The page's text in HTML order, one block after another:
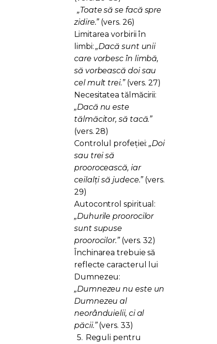
„Toate să se facă spre
zidire.”(vers. 26)
Limitarea vorbirii în
limbi:„Dacă sunt unii
care vorbesc în limbă,
să vorbească doi sau
cel mult trei.”(vers. 27)
Necesitatea tălmăcirii:
„Dacă nu este
tălmăcitor, să tacă.”
(vers. 28)
Controlul profeției:„Doi
sau trei să
proorocească, iar
ceilalți să judece.”(vers.
29)
Autocontrol spiritual:
„Duhurile proorocilor
sunt supuse
proorocilor.”(vers. 32)
Închinarea trebuie să
reflecte caracterul lui
Dumnezeu:
„Dumnezeu nu este un
Dumnezeu al
neorânduielii, ci al
păcii.”(vers. 33)
5. Reguli pentru